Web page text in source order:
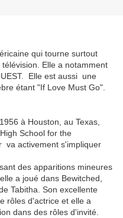
qui tourne surtout
Elle a notamment
Elle est aussi une
étant "If Love Must Go".
à Houston, au Texas,
School for the
va activement s'impliquer
des apparitions mineures
a joué dans Bewitched,
Tabitha. Son excellente
rôles d'actrice et elle a
dans des rôles d'invité.